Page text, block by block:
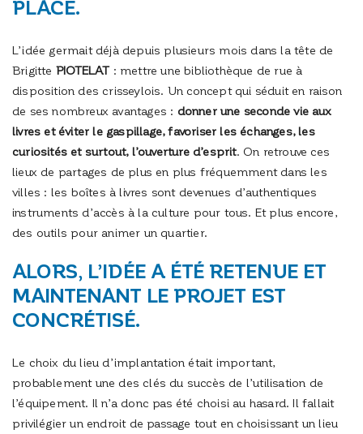
PLACE.
L’idée germait déjà depuis plusieurs mois dans la tête de
Brigitte PIOTELAT : mettre une bibliothèque de rue à
disposition des crisseylois. Un concept qui séduit en raison
de ses nombreux avantages : donner une seconde vie aux
livres et éviter le gaspillage, favoriser les échanges, les
curiosités et surtout, l’ouverture d’esprit. On retrouve ces
lieux de partages de plus en plus fréquemment dans les
villes : les boîtes à livres sont devenues d’authentiques
instruments d’accès à la culture pour tous. Et plus encore,
des outils pour animer un quartier.
ALORS, L’IDÉE A ÉTÉ RETENUE ET
MAINTENANT LE PROJET EST
CONCRÉTISÉ.
Le choix du lieu d’implantation était important,
probablement une des clés du succès de l’utilisation de
l’équipement. Il n’a donc pas été choisi au hasard. Il fallait
privilégier un endroit de passage tout en choisissant un lieu